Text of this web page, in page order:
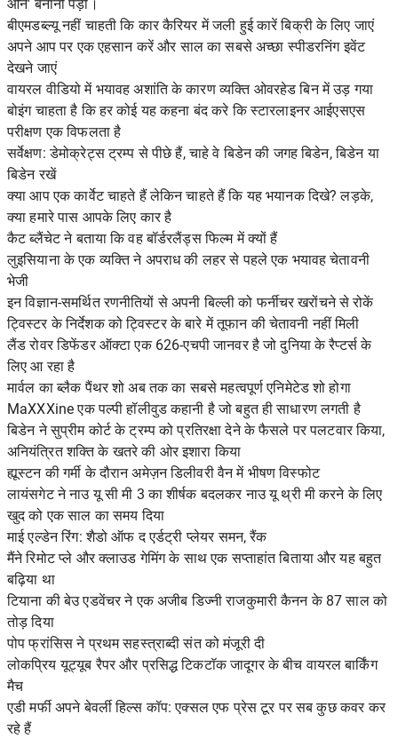
ओन' बनानी पड़ी।
बीएमडब्ल्यू नहीं चाहती कि कार कैरियर में जली हुई कारें बिक्री के लिए जाएं
अपने आप पर एक एहसान करें और साल का सबसे अच्छा स्पीडरनिंग इवेंट
देखने जाएं
वायरल वीडियो में भयावह अशांति के कारण व्यक्ति ओवरहेड बिन में उड़ गया
बोइंग चाहता है कि हर कोई यह कहना बंद करे कि स्टारलाइनर आईएसएस
परीक्षण एक विफलता है
सर्वेक्षण: डेमोक्रेट्स ट्रम्प से पीछे हैं, चाहे वे बिडेन की जगह बिडेन, बिडेन या
बिडेन रखें
क्या आप एक कार्वेट चाहते हैं लेकिन चाहते हैं कि यह भयानक दिखे? लड़के,
क्या हमारे पास आपके लिए कार है
कैट ब्लैंचेट ने बताया कि वह बॉर्डरलैंड्स फिल्म में क्यों हैं
लुइसियाना के एक व्यक्ति ने अपराध की लहर से पहले एक भयावह चेतावनी
भेजी
इन विज्ञान-समर्थित रणनीतियों से अपनी बिल्ली को फर्नीचर खरोंचने से रोकें
ट्विस्टर के निर्देशक को ट्विस्टर के बारे में तूफान की चेतावनी नहीं मिली
लैंड रोवर डिफेंडर ऑक्टा एक 626-एचपी जानवर है जो दुनिया के रैप्टर्स के
लिए आ रहा है
मार्वल का ब्लैक पैंथर शो अब तक का सबसे महत्वपूर्ण एनिमेटेड शो होगा
MaXXXine एक पल्पी हॉलीवुड कहानी है जो बहुत ही साधारण लगती है
बिडेन ने सुप्रीम कोर्ट के ट्रम्प को प्रतिरक्षा देने के फैसले पर पलटवार किया,
अनियंत्रित शक्ति के खतरे की ओर इशारा किया
ह्यूस्टन की गर्मी के दौरान अमेज़न डिलीवरी वैन में भीषण विस्फोट
लायंसगेट ने नाउ यू सी मी 3 का शीर्षक बदलकर नाउ यू थ्री मी करने के लिए
खुद को एक साल का समय दिया
माई एल्डेन रिंग: शैडो ऑफ द एर्डट्री प्लेयर समन, रैंक
मैंने रिमोट प्ले और क्लाउड गेमिंग के साथ एक सप्ताहांत बिताया और यह बहुत
बढ़िया था
टियाना की बेउ एडवेंचर ने एक अजीब डिज्नी राजकुमारी कैनन के 87 साल को
तोड़ दिया
पोप फ्रांसिस ने प्रथम सहस्त्राब्दी संत को मंजूरी दी
लोकप्रिय यूट्यूब रैपर और प्रसिद्ध टिकटॉक जादूगर के बीच वायरल बार्किंग
मैच
एडी मर्फी अपने बेवर्ली हिल्स कॉप: एक्सल एफ प्रेस टूर पर सब कुछ कवर कर
रहे हैं